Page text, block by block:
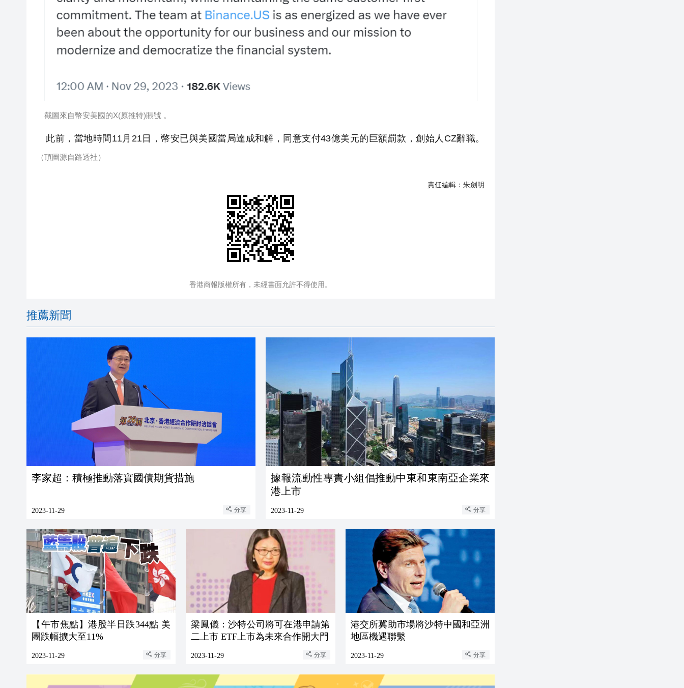
截圖來自幣安美國的X(原推特)賬號 。
此前，當地時間11月21日，幣安已與美國當局達成和解，同意支付43億美元的巨額罰款，創始人CZ辭職。
（頂圖源自路透社）
責任編輯： 朱劍明
香港商報版權所有，未經書面允許不得使用。
推薦新聞
李家超：積極推動落實國債期貨措施
2023-11-29 分享
據報流動性專責小組倡推動中東和東南亞企業來
港上市
2023-11-29 分享
【午市焦點】港股半日跌344點 美
團跌幅擴大至11%
2023-11-29 分享
梁鳳儀：沙特公司將可在港申請第
二上市 ETF上市為未來合作開大門
2023-11-29 分享
港交所冀助市場將沙特中國和亞洲
地區機遇聯繫
2023-11-29 分享